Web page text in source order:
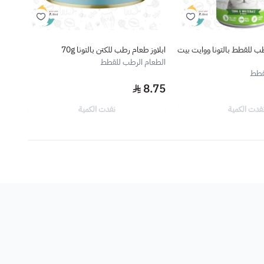
بالتونا ووايت بيت
نفدت الكمية
ابلاوز طعام رطب للكتن بالتونا 70g
الطعام الرطب للقطط
8.75
نفدت الكمية